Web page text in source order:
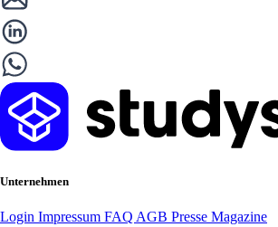
Unternehmen
Login Impressum FAQ AGB Presse Magazine